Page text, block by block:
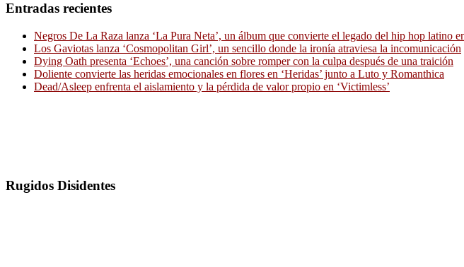
Entradas recientes
Negros De La Raza lanza ‘La Pura Neta’, un álbum que convierte el legado del hip hop latino
Los Gaviotas lanza ‘Cosmopolitan Girl’, un sencillo donde la ironía atraviesa la incomunicación
Dying Oath presenta ‘Echoes’, una canción sobre romper con la culpa después de una traición
Doliente convierte las heridas emocionales en flores en ‘Heridas’ junto a Luto y Romanthica
Dead/Asleep enfrenta el aislamiento y la pérdida de valor propio en ‘Victimless’
Rugidos Disidentes